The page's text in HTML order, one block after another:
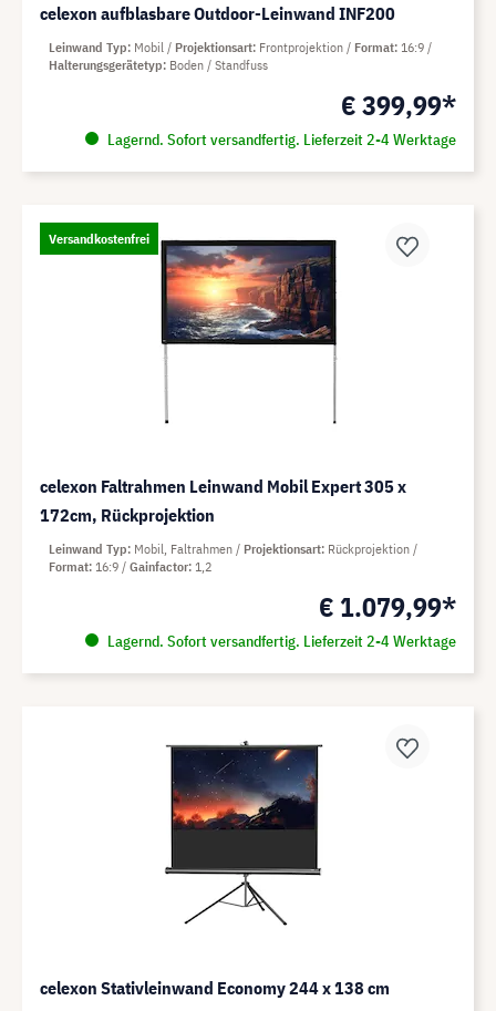
celexon aufblasbare Outdoor-Leinwand INF200
€ 399,99*
Lagernd. Sofort versandfertig. Lieferzeit 2-4 Werktage
Leinwand Typ Mobil Projektionsart Frontprojektion Format 16:9
Halterungsgerätetyp Boden / Standfuss
Versandkostenfrei
celexon Faltrahmen Leinwand Mobil Expert 305 x
172cm, Rückprojektion
€ 1.079,99*
Lagernd. Sofort versandfertig. Lieferzeit 2-4 Werktage
Leinwand Typ Mobil, Faltrahmen Projektionsart Rückprojektion
Format 16:9 Gainfactor 1,2
celexon Stativleinwand Economy 244 x 138 cm